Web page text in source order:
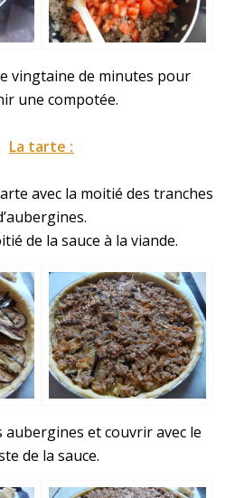
vingtaine de minutes pour
une compotée.
La tarte :
avec la moitié des tranches
de la sauce à la viande.
aubergines et couvrir avec le
de la sauce.